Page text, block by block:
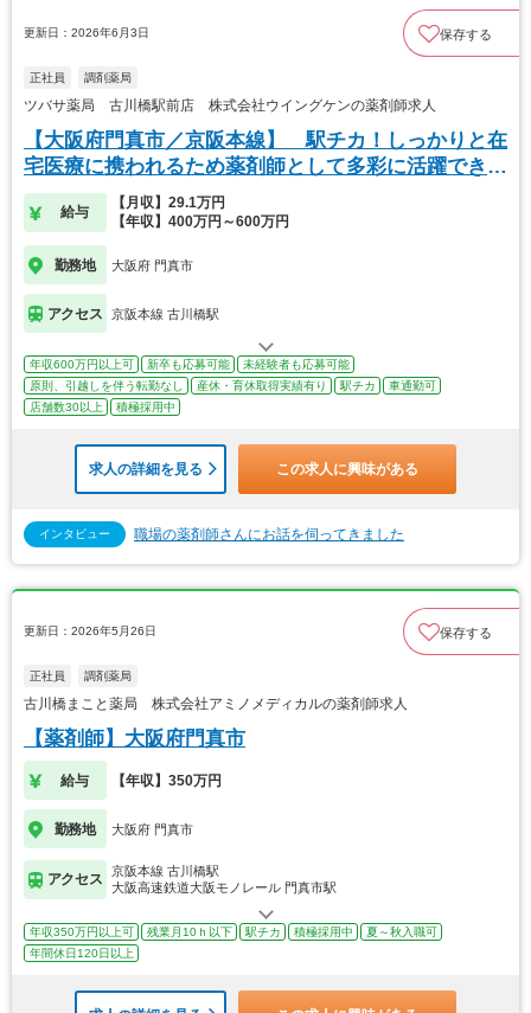
更新日：2026年6月3日 保存する
正社員 調剤薬局
ツバサ薬局 古川橋駅前店 株式会社ウイングケンの薬剤師求人
【大阪府門真市／京阪本線】 駅チカ！しっかりと在
宅医療に携われるため薬剤師として多彩に活躍できま
す。
給与
【月収】29.1万円
【年収】400万円～600万円
勤務地 大阪府 門真市
アクセス 京阪本線 古川橋駅
年収600万円以上可 新卒も応募可能
未経験者も応募可能
原則、引越しを伴う転勤なし
産休・育休取得実績有り 駅チカ
車通勤可
店舗数30以上
積極採用中
求人の詳細を見る この求人に興味がある
インタビュー 職場の薬剤師さんにお話を伺ってきました
更新日：2026年5月26日 保存する
正社員 調剤薬局
古川橋まこと薬局 株式会社アミノメディカルの薬剤師求人
【薬剤師】大阪府門真市
給与 【年収】350万円
勤務地 大阪府 門真市
アクセス
京阪本線 古川橋駅
大阪高速鉄道大阪モノレール 門真市駅
年収350万円以上可 残業月10ｈ以下 駅チカ 積極採用中
夏～秋入職可
年間休日120日以上